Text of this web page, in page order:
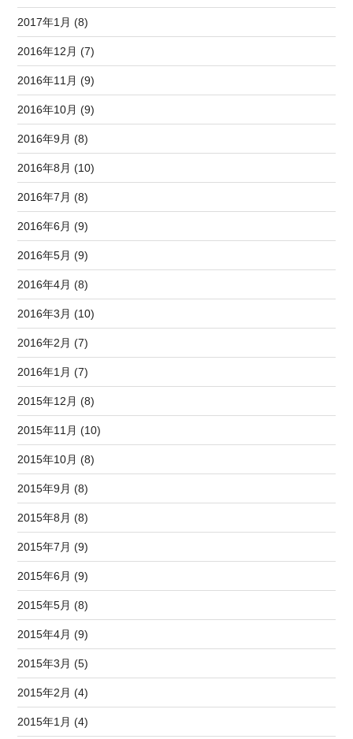
2017年1月 (8)
2016年12月 (7)
2016年11月 (9)
2016年10月 (9)
2016年9月 (8)
2016年8月 (10)
2016年7月 (8)
2016年6月 (9)
2016年5月 (9)
2016年4月 (8)
2016年3月 (10)
2016年2月 (7)
2016年1月 (7)
2015年12月 (8)
2015年11月 (10)
2015年10月 (8)
2015年9月 (8)
2015年8月 (8)
2015年7月 (9)
2015年6月 (9)
2015年5月 (8)
2015年4月 (9)
2015年3月 (5)
2015年2月 (4)
2015年1月 (4)